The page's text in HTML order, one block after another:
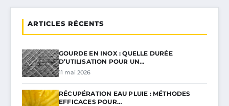
ARTICLES RÉCENTS
GOURDE EN INOX : QUELLE DURÉE
D’UTILISATION POUR UN…
11 mai 2026
RÉCUPÉRATION EAU PLUIE : MÉTHODES
EFFICACES POUR…